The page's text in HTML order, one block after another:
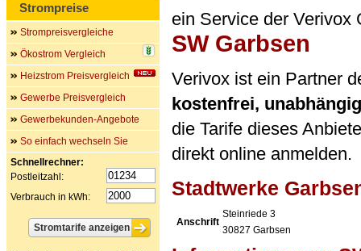
ein Service der Verivox
SW Garbsen
Verivox ist ein Partner
kostenfrei,
die Tarife dieses
direkt online anmelden.
Stadtwerke
Anschrift
Steinriede 3
30827 Garbsen
Strompreise
Strompreisvergleiche
Ökostrom Vergleich
Heizstrom Preisvergleich
Gewerbe Preisvergleich
Gewerbekunden-Angebote
So einfach wechseln Sie
Schnellrechner:
Postleitzahl:
Verbrauch in kWh: